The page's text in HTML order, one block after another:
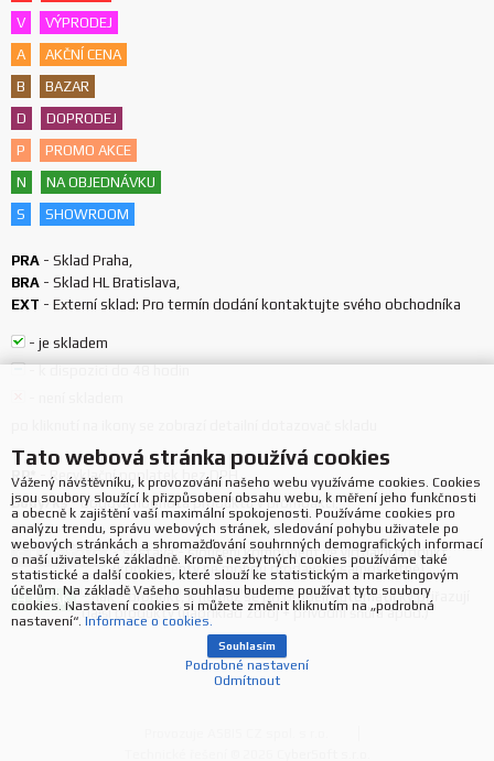
V
VÝPRODEJ
A
AKČNÍ CENA
B
BAZAR
D
DOPRODEJ
P
PROMO AKCE
N
NA OBJEDNÁVKU
S
SHOWROOM
PRA - Sklad Praha,
BRA - Sklad HL Bratislava,
EXT - Externí sklad: Pro termín dodání kontaktujte svého obchodníka
- je skladem
RP*
Recyklační poplatek bez DPH
Body/ks-bodová hodnota produktu v promoakci;
S SESTAVA -sestava - sloučení komponent ve virtuální produkt,
(komponenty se mohou prodávat i samostatně)
H HÁK -hák - produkt, k němuž se při prodeji automaticky přiřazují
další produkty (například zdroj + přívodní šňůra apod.)
Tato webová stránka používá cookies
Vážený návštěvníku, k provozování našeho webu využíváme cookies. Cookies
jsou soubory sloužící k přizpůsobení obsahu webu, k měření jeho funkčnosti
a obecně k zajištění vaší maximální spokojenosti. Používáme cookies pro
analýzu trendu, správu webových stránek, sledování pohybu uživatele po
webových stránkách a shromažďování souhrnných demografických informací
o naší uživatelské základně. Kromě nezbytných cookies používáme také
statistické a další cookies, které slouží ke statistickým a marketingovým
účelům. Na základě Vašeho souhlasu budeme používat tyto soubory
cookies. Nastavení cookies si můžete změnit kliknutím na „podrobná
nastavení“. Informace o cookies.
Odmítnout
Podrobné nastavení
Souhlasím